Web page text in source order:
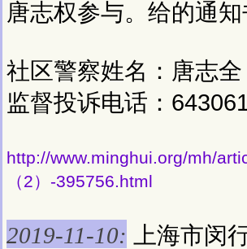
唐志权参与。给的通
社区警察姓名：唐志
监督投诉电话：
http://www.minghui.org/mh/
（2）-395756.html
2019-11-10: 上海市闵